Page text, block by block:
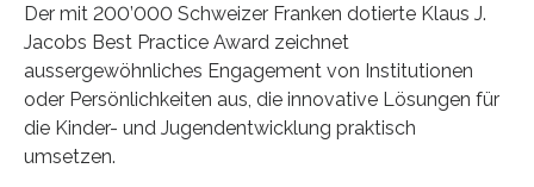
Der mit 200’000 Schweizer Franken dotierte Klaus J.
Jacobs Best Practice Award zeichnet
aussergewöhnliches Engagement von Institutionen
oder Persönlichkeiten aus, die innovative Lösungen für
die Kinder- und Jugendentwicklung praktisch
umsetzen.